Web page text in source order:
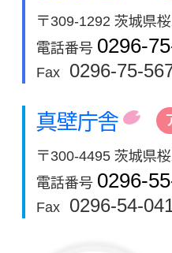
〒309-1292 茨城県
電話番号 0296-
Fax
0296-75-
真壁庁舎
〒300-4495 茨城県
電話番号 0296-
Fax
0296-54-